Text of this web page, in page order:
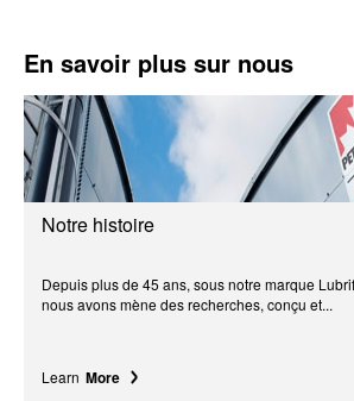
En savoir plus sur nous
Notre histoire
Depuis plus de 45 ans, sous notre marque
nous avons mène des recherches, conçu et...
Learn More